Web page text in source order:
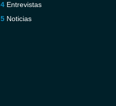
Entrevistas
Noticias